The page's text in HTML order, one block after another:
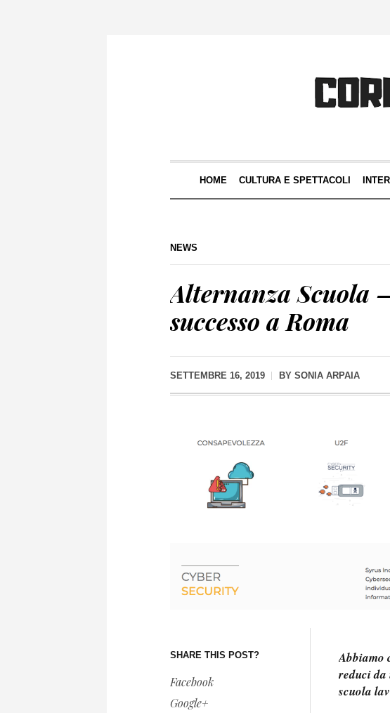
HOME CULTURA E SPETTACOLI
NEWS
Alternanza Scuola
successo a Roma
SETTEMBRE 16, 2019 BY SONIA ARPAIA
SHARE THIS POST?
Facebook
Google+
Abbiamo
reduci da
scuola